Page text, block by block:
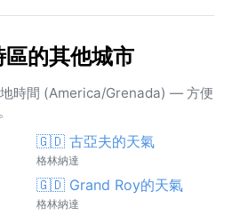
的其他城市
時間 (America/Grenada) — 方便
🇬🇩 古亞夫的天氣
格林納達
🇬🇩 Grand Roy的天氣
格林納達